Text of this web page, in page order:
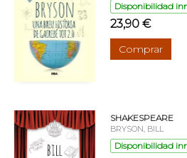
Disponibilidad
23,90 €
Comprar
SHAKESPEARE
BRYSON, BILL
Disponibilidad